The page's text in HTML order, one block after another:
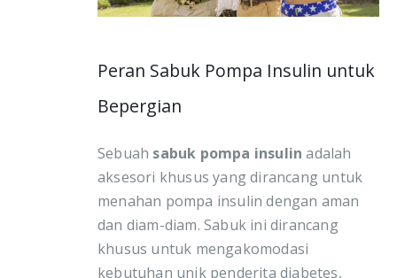
Peran Sabuk Pompa Insulin untuk
Bepergian
Sebuah sabuk pompa insulin adalah
aksesori khusus yang dirancang untuk
menahan pompa insulin dengan aman
dan diam-diam. Sabuk ini dirancang
khusus untuk mengakomodasi
kebutuhan unik penderita diabetes,